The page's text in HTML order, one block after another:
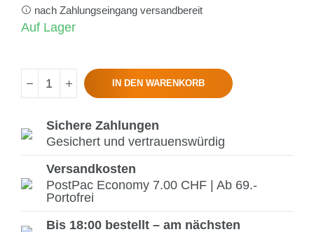
nach Zahlungseingang versandbereit
Auf Lager
IN DEN WARENKORB
Sichere Zahlungen
Gesichert und vertrauenswürdig
Versandkosten
PostPac Economy 7.00 CHF | Ab 69.-
Portofrei
Bis 18:00 bestellt – am nächsten